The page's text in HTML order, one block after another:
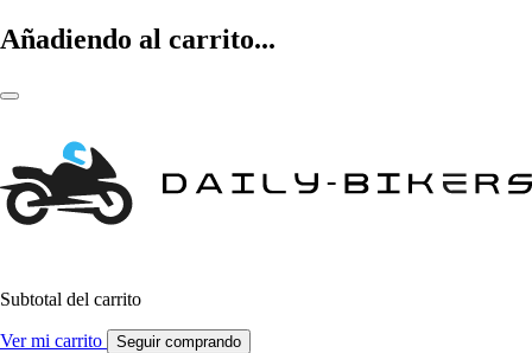
Añadiendo al carrito...
Subtotal del carrito
Ver mi carrito Seguir comprando